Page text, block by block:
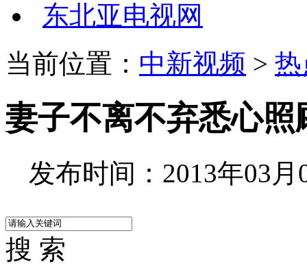
东北亚电视网
当前位置： 中新视频 >
妻子不离不弃悉心
发布时间：2013年03月
搜 索